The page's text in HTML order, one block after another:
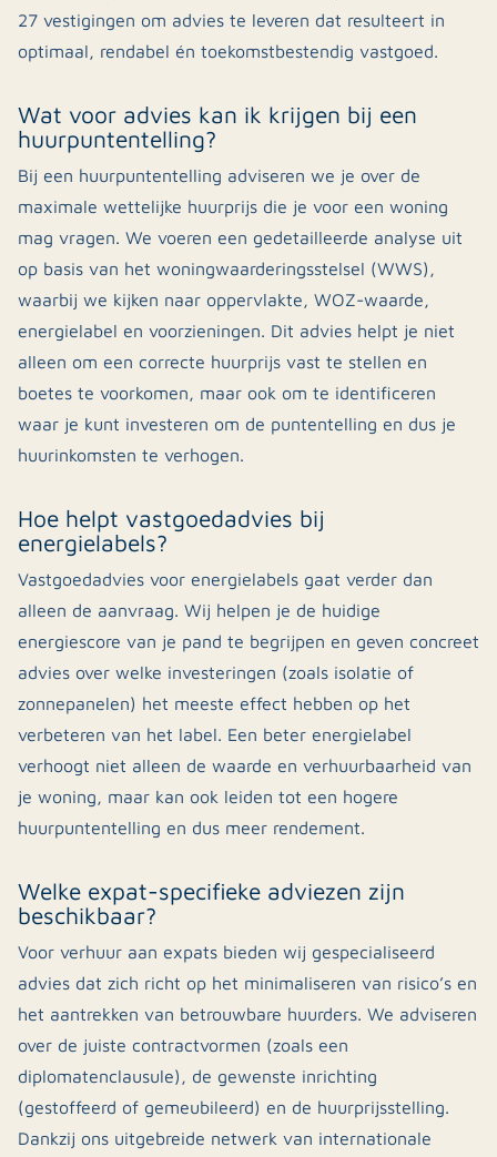
27 vestigingen om advies te leveren dat resulteert in
optimaal, rendabel én toekomstbestendig vastgoed.
Wat voor advies kan ik krijgen bij een
huurpuntentelling?
Bij een huurpuntentelling adviseren we je over de
maximale wettelijke huurprijs die je voor een woning
mag vragen. We voeren een gedetailleerde analyse uit
op basis van het woningwaarderingsstelsel (WWS),
waarbij we kijken naar oppervlakte, WOZ-waarde,
energielabel en voorzieningen. Dit advies helpt je niet
alleen om een correcte huurprijs vast te stellen en
boetes te voorkomen, maar ook om te identificeren
waar je kunt investeren om de puntentelling en dus je
huurinkomsten te verhogen.
Hoe helpt vastgoedadvies bij
energielabels?
Vastgoedadvies voor energielabels gaat verder dan
alleen de aanvraag. Wij helpen je de huidige
energiescore van je pand te begrijpen en geven concreet
advies over welke investeringen (zoals isolatie of
zonnepanelen) het meeste effect hebben op het
verbeteren van het label. Een beter energielabel
verhoogt niet alleen de waarde en verhuurbaarheid van
je woning, maar kan ook leiden tot een hogere
huurpuntentelling en dus meer rendement.
Welke expat-specifieke adviezen zijn
beschikbaar?
Voor verhuur aan expats bieden wij gespecialiseerd
advies dat zich richt op het minimaliseren van risico’s en
het aantrekken van betrouwbare huurders. We adviseren
over de juiste contractvormen (zoals een
diplomatenclausule), de gewenste inrichting
(gestoffeerd of gemeubileerd) en de huurprijsstelling.
Dankzij ons uitgebreide netwerk van internationale